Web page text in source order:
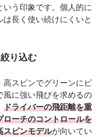
う印象です。個人的に
長く使い続けにくいと
り込む
高スピンでグリーンにピ
風に強い飛びを求めるの
ドライバーの飛距離を重
ローチのコントロールを
スピンモデルが向いてい